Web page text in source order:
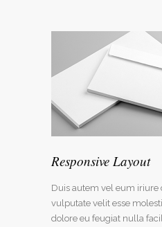
Responsive Layout
Duis autem vel eum iriure
vulputate velit esse
dolore eu feugiat nulla